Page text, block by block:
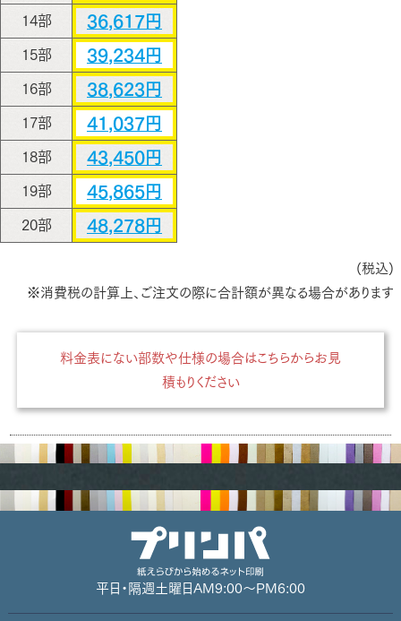
14部 36,617円
15部 39,234円
16部 38,623円
17部 41,037円
18部 43,450円
19部 45,865円
20部 48,278円
(税込)
※消費税の計算上、ご注文の際に合計額が異なる場合があります
料金表にない部数や仕様の場合はこちらからお見
積もりください
平日・隔週土曜日 AM9:00～PM6:00